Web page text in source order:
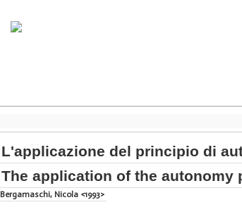
L'applicazione del principio di
The application of the
Bergamaschi, Nicola <1993>